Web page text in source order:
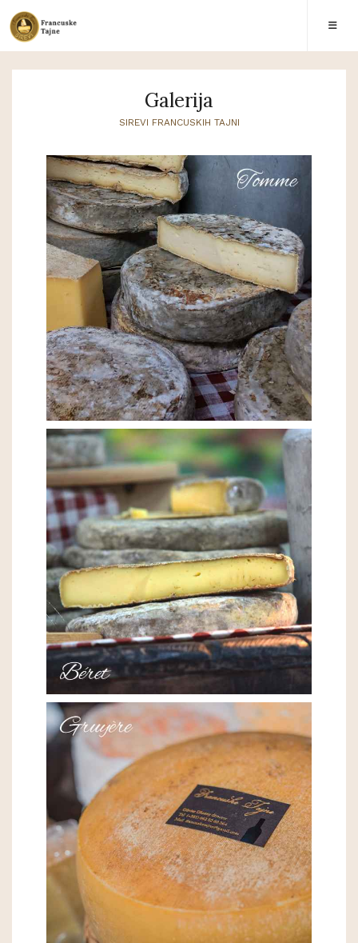
Galerija
SIREVI FRANCUSKIH TAJNI